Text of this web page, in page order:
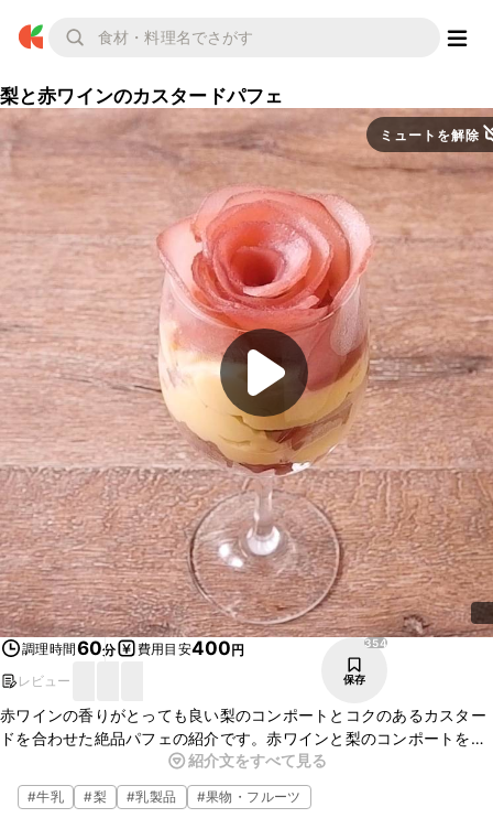
梨と赤ワインのカスタードパフェ
ミュートを解除
調理時間60分 費用目安400円
レビュー
354
保存
赤ワインの香りがとっても良い梨のコンポートとコクのあるカスター
ドを合わせた絶品パフェの紹介です。赤ワインと梨のコンポートをバ
ラに見立てているので見た目にもインパクトがある一品です。おもて
なしスイーツなどにもぴったりなのでぜひ、作ってみてはいかがで
しょうか。
紹介文をすべて見る
#牛乳 #梨 #乳製品 #果物・フルーツ